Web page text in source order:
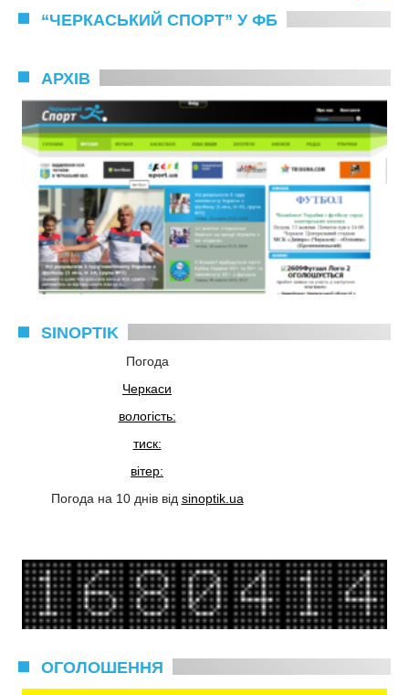
“ЧЕРКАСЬКИЙ СПОРТ” У ФБ
АРХІВ
SINOPTIK
Погода
Черкаси
вологість:
тиск:
вітер:
Погода на 10 днів від sinoptik.ua
ОГОЛОШЕННЯ